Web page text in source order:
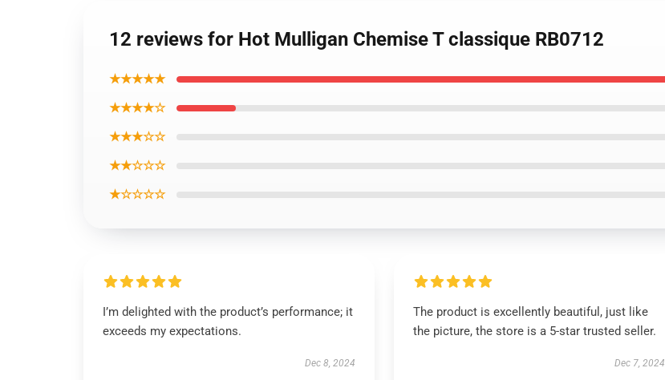
12 reviews for Hot Mulligan Chemise T classique RB0712
★★★★★
★★★★☆
★★★☆☆
★★☆☆☆
★☆☆☆☆
I’m delighted with the product’s performance; it
exceeds my expectations.
Dec 8, 2024
The product is excellently beautiful, just like
the picture, the store is a 5-star trusted seller.
Dec 7, 2024